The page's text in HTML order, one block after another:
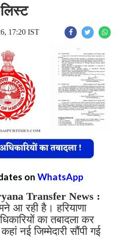
17:20 IST
on WhatsApp
Transfer News :
आ रही है। हरियाणा
का तबादला कर
नई जिम्मेदारी सौंपी गई